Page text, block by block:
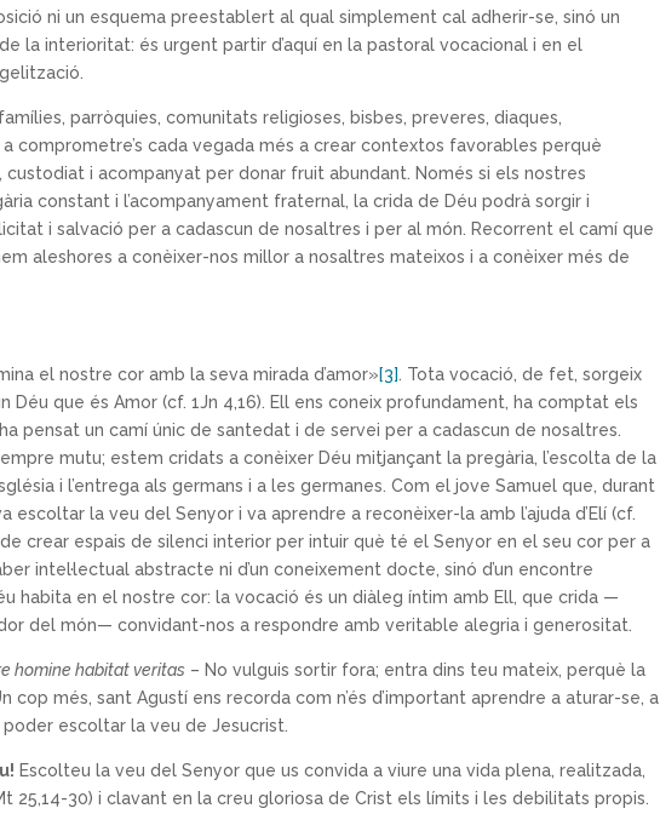
ni un esquema preestablert al qual simplement cal adherir-se, sinó un
la interioritat: és urgent partir d’aquí en la pastoral vocacional i en el
parròquies, comunitats religioses, bisbes, preveres, diaques,
comprometre’s cada vegada més a crear contextos favorables perquè
i acompanyat per donar fruit abundant. Només si els nostres
constant i l’acompanyament fraternal, la crida de Déu podrà sorgir i
i salvació per a cadascun de nosaltres i per al món. Recorrent el camí que
aleshores a conèixer-nos millor a nosaltres mateixos i a conèixer més de
el nostre cor amb la seva mirada d’amor»[3]
. Tota vocació, de fet, sorgeix
Déu que és Amor (cf. 1Jn 4,16). Ell ens coneix profundament, ha comptat els
pensat un camí únic de santedat i de servei per a cadascun de nosaltres.
mutu; estem cridats a conèixer Déu mitjançant la pregària, l’escolta de la
i l’entrega als germans i a les germanes. Com el jove Samuel que, durant
escoltar la veu del Senyor i va aprendre a reconèixer-la amb l’ajuda d’Elí (cf.
crear espais de silenci interior per intuir què té el Senyor en el seu cor per a
intel·lectual abstracte ni d’un coneixement docte, sinó d’un encontre
habita en el nostre cor: la vocació és un diàleg íntim amb Ell, que crida —
del món— convidant-nos a respondre amb veritable alegria i generositat.
homine habitat veritas – No vulguis sortir fora; entra dins teu mateix, perquè la
cop més, sant Agustí ens recorda com n’és d’important aprendre a aturar-se, a
escoltar la veu de Jesucrist.
Escolteu la veu del Senyor que us convida a viure una vida plena, realitzada,
25,14-30) i clavant en la creu gloriosa de Crist els límits i les debilitats propis.